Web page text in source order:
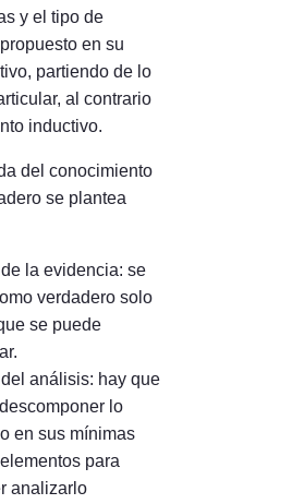
y el tipo de
en su
partiendo de lo
al contrario
inductivo.
del conocimiento
se plantea
la evidencia: se
verdadero solo
se puede
análisis: hay que
lo
en sus mínimas
para
analizarlo